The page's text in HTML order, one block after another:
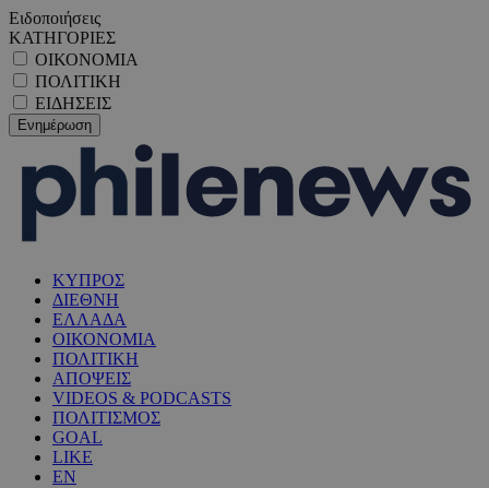
Ειδοποιήσεις
ΚΑΤΗΓΟΡΙΕΣ
ΟΙΚΟΝΟΜΙΑ
ΠΟΛΙΤΙΚΗ
ΕΙΔΗΣΕΙΣ
ΚΥΠΡΟΣ
ΔΙΕΘΝΗ
ΕΛΛΑΔΑ
ΟΙΚΟΝΟΜΙΑ
ΠΟΛΙΤΙΚΗ
ΑΠΟΨΕΙΣ
VIDEOS & PODCASTS
ΠΟΛΙΤΙΣΜΟΣ
GOAL
LIKE
EN